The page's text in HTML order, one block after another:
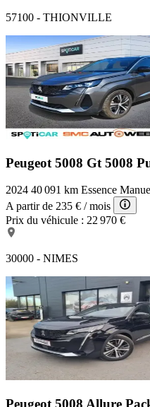
57100 - THIONVILLE
Peugeot 5008 Gt 5008
2024 40 091 km Essence
A partir de 235 € / mois
Prix du véhicule : 22 970 €
30000 - NIMES
Peugeot 5008 Allure